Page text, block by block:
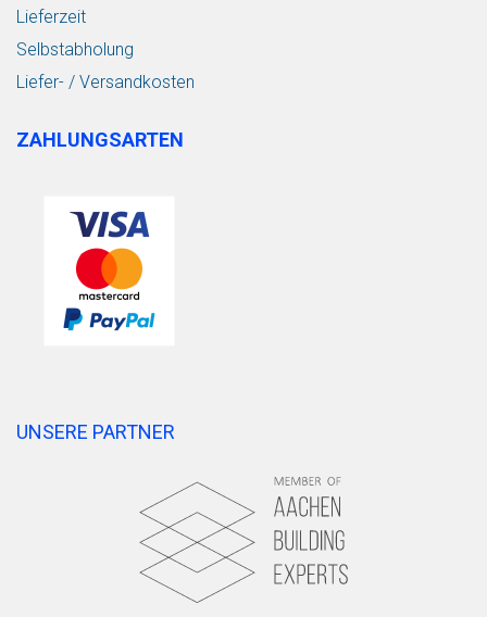
Lieferzeit
Selbstabholung
Liefer- / Versandkosten
ZAHLUNGSARTEN
UNSERE PARTNER